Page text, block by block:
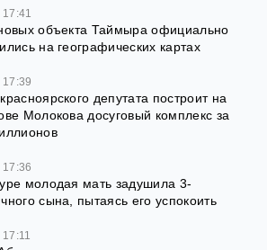
объекта Таймыра официально
на географических картах
депутата построит на
Молокова досуговый комплекс за
молодая мать задушила 3-
сына, пытаясь его успокоить